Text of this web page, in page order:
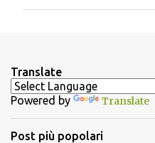
t
i
Translate
Powered by Translate
Post più popolari